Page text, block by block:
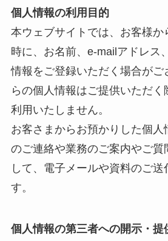
個人情報の利用目的
本ウェブサイトでは、お客様か
時に、お名前、e-mailアドレス
情報をご登録いただく場合がご
らの個人情報はご提供いただ
利用いたしません。
お客さまからお預かりした個人
のご連絡や業務のご案内やご質
して、電子メールや資料のご送
す。
個人情報の第三者への開示・提